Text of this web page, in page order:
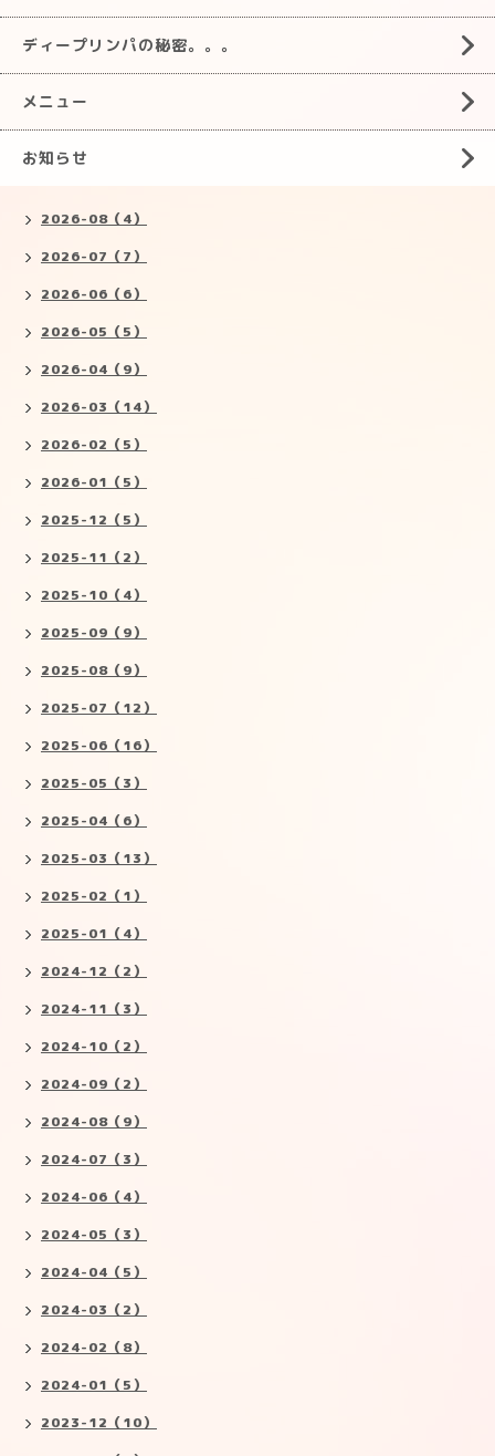
ディープリンパの秘密。。。
メニュー
お知らせ
2026-08（4）
2026-07（7）
2026-06（6）
2026-05（5）
2026-04（9）
2026-03（14）
2026-02（5）
2026-01（5）
2025-12（5）
2025-11（2）
2025-10（4）
2025-09（9）
2025-08（9）
2025-07（12）
2025-06（16）
2025-05（3）
2025-04（6）
2025-03（13）
2025-02（1）
2025-01（4）
2024-12（2）
2024-11（3）
2024-10（2）
2024-09（2）
2024-08（9）
2024-07（3）
2024-06（4）
2024-05（3）
2024-04（5）
2024-03（2）
2024-02（8）
2024-01（5）
2023-12（10）